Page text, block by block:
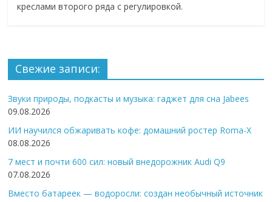
креслами второго ряда с регулировкой.
Свежие записи:
Звуки природы, подкасты и музыка: гаджет для сна Jabees
09.08.2026
ИИ научился обжаривать кофе: домашний ростер Roma-X
08.08.2026
7 мест и почти 600 сил: новый внедорожник Audi Q9
07.08.2026
Вместо батареек — водоросли: создан необычный источник